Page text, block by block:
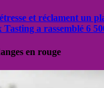
et réclament un
a rassemblé 6
en rouge